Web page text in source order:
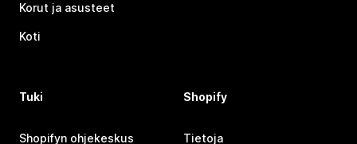
Korut ja asusteet
Koti
Tuki
Shopifyn ohjekeskus
Shopify
Tietoja